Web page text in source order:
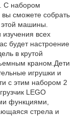
С набором
вы сможете собрать
машины.
изучения всех
будет настроение
в крутой
краном.Дети
игрушки и
с этим набором 2
LEGO
функциями,
стрела и